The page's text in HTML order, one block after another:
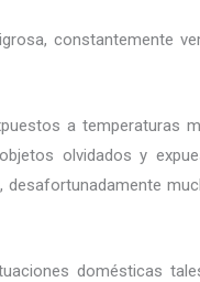
constantemente
a temperaturas
olvidados y
domésticas